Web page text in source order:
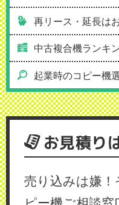
再リース・延長は
中古複合機ランキ
起業時のコピー機
お見積り
売り込みは嫌